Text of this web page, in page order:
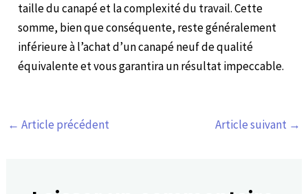
taille du canapé et la complexité du travail. Cette
somme, bien que conséquente, reste généralement
inférieure à l’achat d’un canapé neuf de qualité
équivalente et vous garantira un résultat impeccable.
← Article précédent Article suivant →